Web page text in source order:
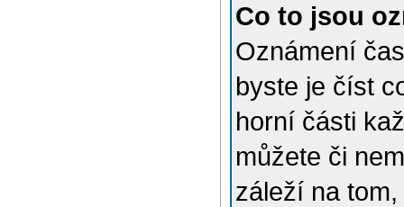
Co to jsou
Oznámení
byste je číst
horní části
můžete či
záleží na